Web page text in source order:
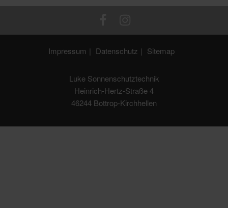
Impressum Datenschutz Sitemap
Luke Sonnenschutztechnik
Heinrich-Hertz-Straße 4
46244 Bottrop-Kirchhellen